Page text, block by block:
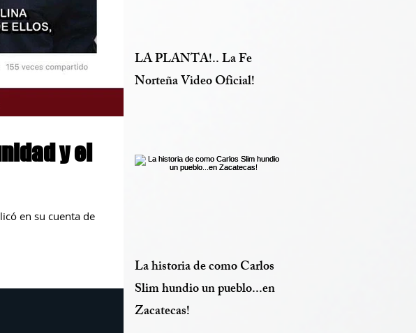
y el
en su cuenta de
LA PLANTA!.. La Fe
Norteña Video Oficial!
La historia de como Carlos
Slim hundio un pueblo...en
Zacatecas!